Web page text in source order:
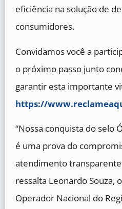
eficiência na solução de
consumidores.
Convidamos você a
o próximo passo junto
garantir esta importante
https://
“Nossa conquista do selo
é uma prova do
atendimento transparente
ressalta Leonardo Souza,
Operador Nacional do